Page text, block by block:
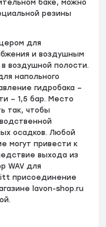
баке, можно
резины
для
и воздушным
воздушной полости.
напольного
гидробака –
– 1,5 бар. Место
так, чтобы
осадков. Любой
могут привести к
выхода из
WAV для
присоединение
lavon-shop.ru